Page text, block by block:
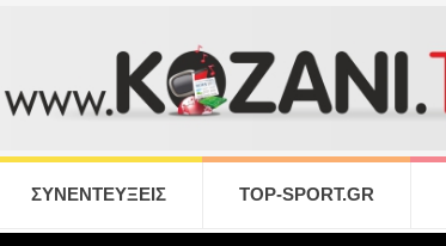
ΣΥΝΕΝΤΕΥΞΕΙΣ TOP-SPORT.GR